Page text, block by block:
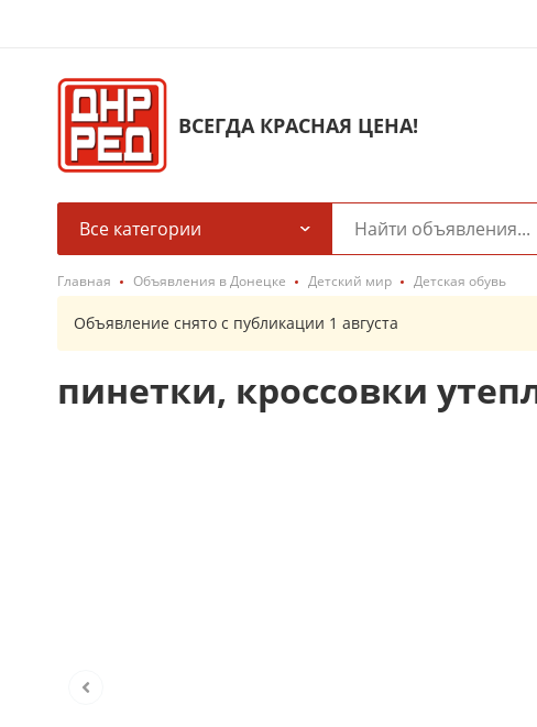
ВСЕГДА КРАСНАЯ ЦЕНА!
Все категории
Главная Объявления в Донецке Детский мир Детская обувь
Объявление снято с публикации 1 августа
пинетки, кроссовки